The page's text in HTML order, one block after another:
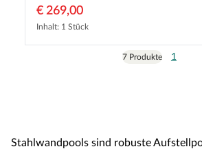
€ 269,00
Inhalt: 1 Stück
7 Produkte 1
Stahlwandpools sind robuste